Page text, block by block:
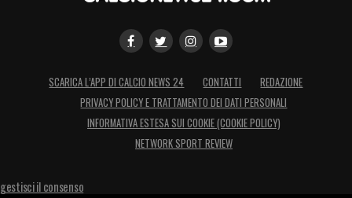
SCARICA L’APP DI CALCIO NEWS 24 CONTATTI
REDAZIONE
PRIVACY POLICY E TRATTAMENTO DEI DATI PERSONALI
INFORMATIVA ESTESA SUI COOKIE (COOKIE POLICY)
NETWORK SPORT REVIEW
gestisci il consenso